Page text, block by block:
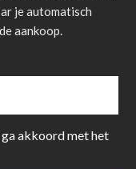
je automatisch
aankoop.
akkoord met het